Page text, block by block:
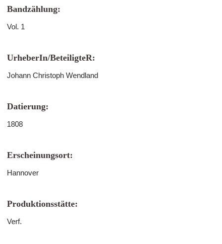
Bandzählung:
Vol. 1
UrheberIn/BeteiligteR:
Johann Christoph Wendland
Datierung:
1808
Erscheinungsort:
Hannover
Produktionsstätte:
Verf.